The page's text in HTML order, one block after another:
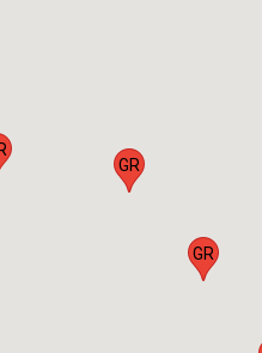
GR
GR